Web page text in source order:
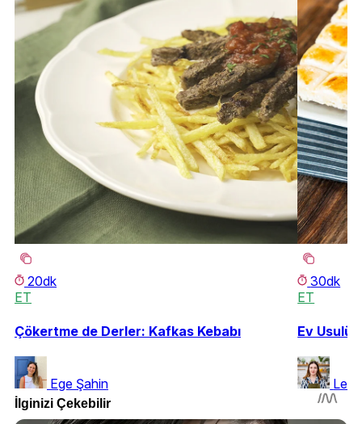
20dk
ET
Çökertme de Derler: Kafkas Kebabı
Ege Şahin
30dk
ET
Ev